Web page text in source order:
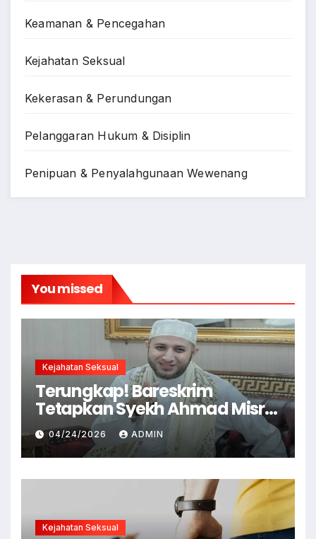
Keamanan & Pencegahan
Kejahatan Seksual
Kekerasan & Perundungan
Pelanggaran Hukum & Disiplin
Penipuan & Penyalahgunaan Wewenang
You missed
Kejahatan Seksual
Terungkap! Bareskrim
Tetapkan Syekh Ahmad Misry
Tersangka, Kasus Dugaan
Pelecehan Seksual
04/24/2026 ADMIN
Kejahatan Seksual